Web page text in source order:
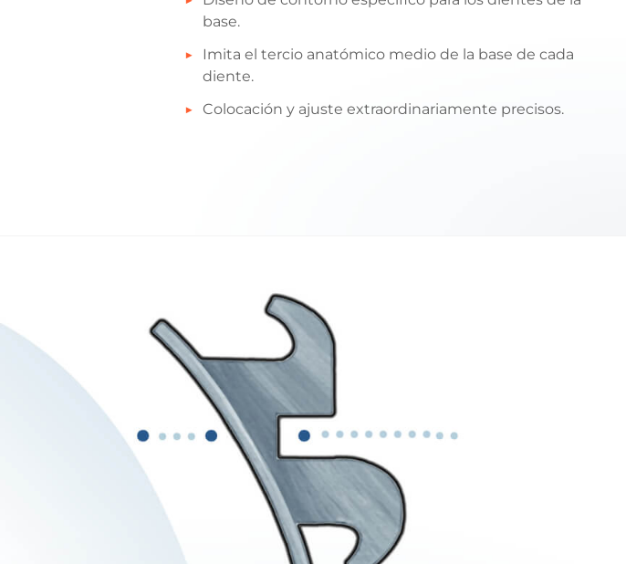
base.
Imita el tercio anatómico medio de la base de cada
diente.
Colocación y ajuste extraordinariamente precisos.